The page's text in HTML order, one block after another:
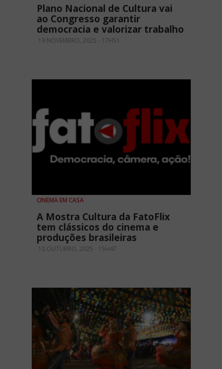
Plano Nacional de Cultura vai
ao Congresso garantir
democracia e valorizar trabalho
19 NOVEMBRO, 2025 - 17H51
CINEMA EM CASA
A Mostra Cultura da FatoFlix
tem clássicos do cinema e
produções brasileiras
10 OUTUBRO, 2025 - 15H47